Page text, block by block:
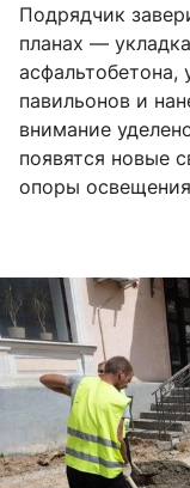
Подрядчик
планах —
асфальтобетона,
павильонов и
внимание
появятся новые
опоры